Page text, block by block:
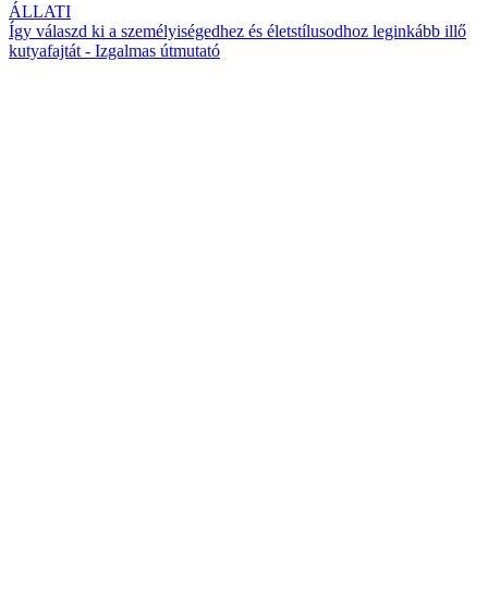
ÁLLATI
Így válaszd ki a személyiségedhez és életstílusodhoz leginkább illő
kutyafajtát - Izgalmas útmutató